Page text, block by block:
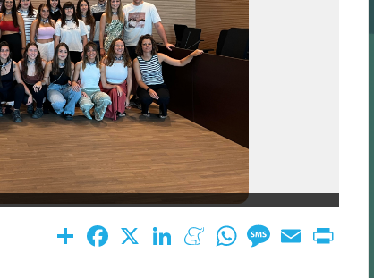
Share Facebook LinkedInMeneameWhatsAppMessage
Email